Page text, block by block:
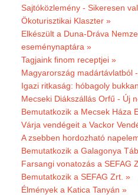
Sajtóközlemény - Sikeresen
Ökoturisztikai Klaszter »
Elkészült a Duna-Dráva
eseménynaptára »
Tagjaink finom receptjei »
Magyarország madártávlatból
Igazi ritkaság: hóbagoly
Mecseki Diákszállás Orfű - Új
Bemutatkozik a Mecsek Háza
Várja vendégeit a Vackor
A zsebben hordozható
Bemutatkozik a Galagonya
Farsangi vonatozás a SEFAG
Bemutatkozik a SEFAG Zrt. »
Élmények a Katica Tanyán »